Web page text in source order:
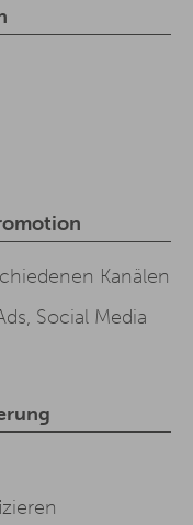
Kanälen
Social Media